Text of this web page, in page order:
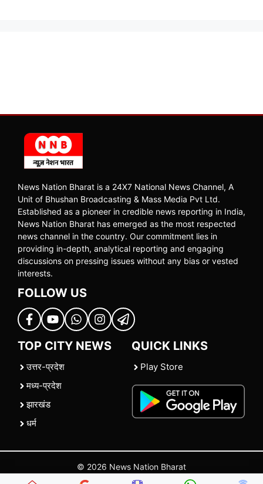
News Nation Bharat is a 24X7 National News Channel, A
Unit of Bhushan Broadcasting & Mass Media Pvt Ltd.
Established as a pioneer in credible news reporting in India,
News Nation Bharat has emerged as the most respected
news channel in the country. Our commitment lies in
providing in-depth, analytical reporting and engaging
discussions on pressing issues without any bias or vested
interests.
FOLLOW US
TOP CITY NEWS
उत्तर-प्रदेश
मध्य-प्रदेश
झारखंड
धर्म
QUICK LINKS
Play Store
© 2026 News Nation Bharat
| |Contact Us |Policies Terms and Conditions